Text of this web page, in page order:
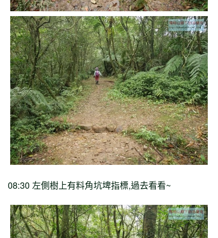
08:30 左側樹上有料角坑埤指標,過去看看~